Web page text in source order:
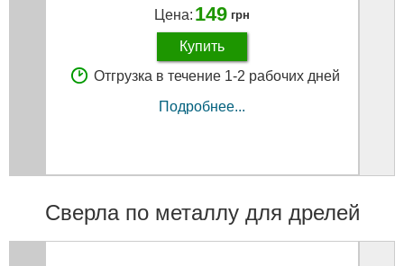
Цена: 149 грн
Купить
Отгрузка в течение 1-2 рабочих дней
Подробнее...
Сверла по металлу для дрелей